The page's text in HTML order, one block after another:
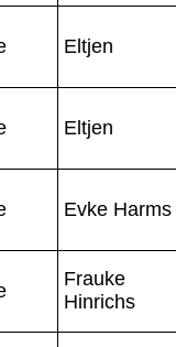
Eltjen
Eltjen
Evke Harms
Frauke
Hinrichs